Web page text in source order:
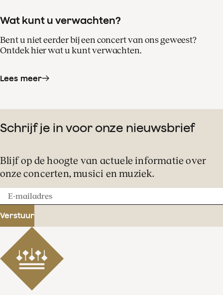
Wat kunt u verwachten?
Bent u niet eerder bij een concert van ons geweest?
Ontdek hier wat u kunt verwachten.
Lees meer
Schrijf je in voor onze nieuwsbrief
Blijf op de hoogte van actuele informatie over
onze concerten, musici en muziek.
E-
mailadres
Verstuur